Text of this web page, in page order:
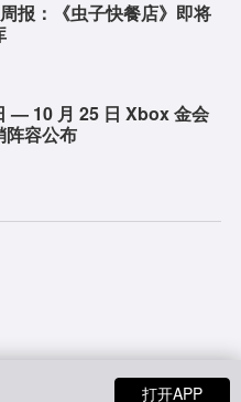
报：《虫子快餐店》即将
— 10 月 25 日 Xbox 金会
阵容公布
打开APP